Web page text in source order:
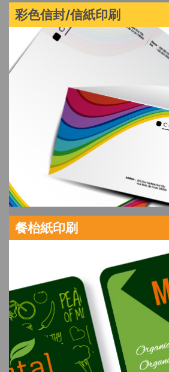
彩色信封/信紙印刷
餐枱紙印刷